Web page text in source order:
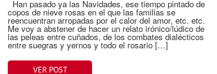
Han pasado ya las Navidades, ese tiempo pintado de
copos de nieve rosas en el que las familias se
reencuentran arropadas por el calor del amor, etc. etc.
Me voy a abstener de hacer un relato irónico/lúdico de
las peleas entre cuñados, de los combates dialécticos
entre suegras y yernos y todo el rosario […]
VER POST